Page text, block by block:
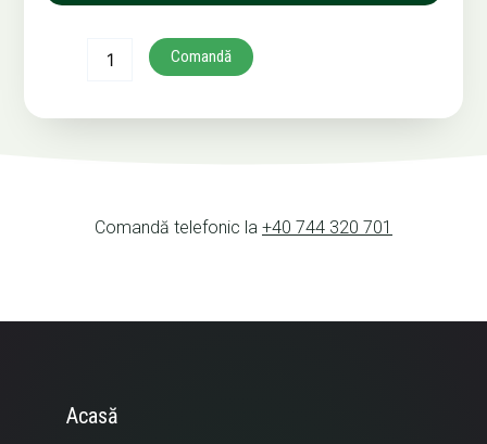
Comandă
Comandă telefonic la +40 744 320 701
Acasă